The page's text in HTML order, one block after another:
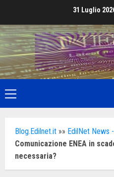
content
31 Luglio
Primary
Menu
Blog.Edilnet.it »» EdilNet News
Comunicazione ENEA in
necessaria?